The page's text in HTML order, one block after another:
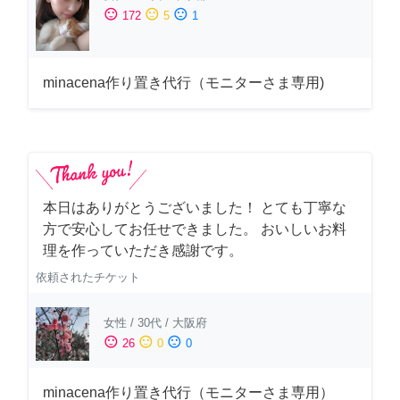
sentiment_satisfied 172 sentiment_neutral 5 sentiment_dissatisfied 1
minacena作り置き代行（モニターさま専用)
本日はありがとうございました！ とても丁寧な
方で安心してお任せできました。 おいしいお料
理を作っていただき感謝です。
依頼されたチケット
女性 / 30代 / 大阪府
sentiment_satisfied 26 sentiment_neutral 0 sentiment_dissatisfied 0
minacena作り置き代行（モニターさま専用）